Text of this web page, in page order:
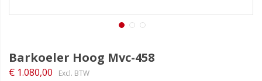
Barkoeler Hoog Mvc-458
€ 1.080,00